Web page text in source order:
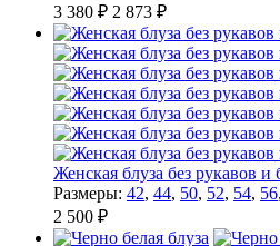
3 380 ₽ 2 873 ₽
Женская блуза без рукавов и
Размеры: 42, 44, 50, 52, 54, 56,
2 500 ₽